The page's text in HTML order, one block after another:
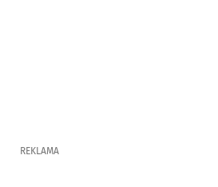
REKLAMA